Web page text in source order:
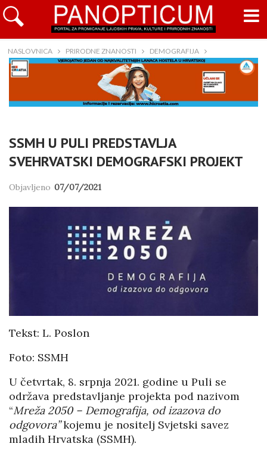
NASLOVNICA PRIRODNE ZNANOSTI DEMOGRAFIJA
SSMH U PULI PREDSTAVLJA
SVEHRVATSKI DEMOGRAFSKI PROJEKT
Objavljeno 07/07/2021
Tekst: L. Poslon
Foto: SSMH
U četvrtak, 8. srpnja 2021. godine u Puli se
održava predstavljanje projekta pod nazivom
“Mreža 2050 – Demografija, od izazova do
odgovora”kojemu je nositelj Svjetski savez
mladih Hrvatska (SSMH).